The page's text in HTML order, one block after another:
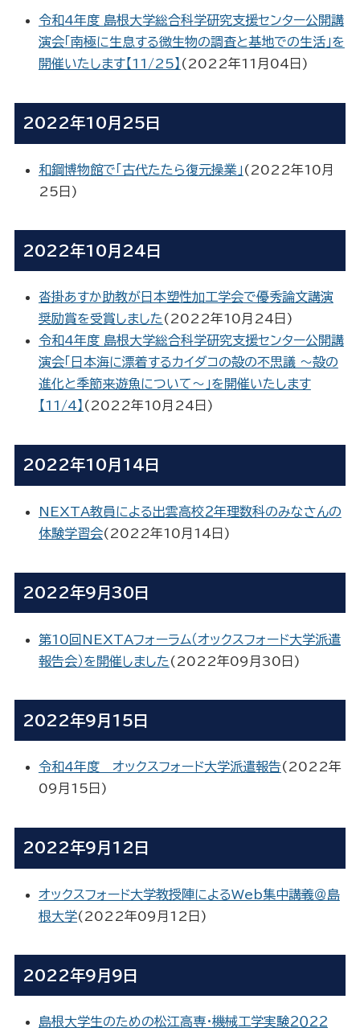
令和4年度 島根大学総合科学研究支援センター公開講
演会「南極に生息する微生物の調査と基地での生活」を
開催いたします【11/25】 ( 2022年11月04日 )
2022年10月25日
和鋼博物館で「古代たたら復元操業」 ( 2022年10月
25日 )
2022年10月24日
沓掛あすか助教が日本塑性加工学会で優秀論文講演
奨励賞を受賞しました ( 2022年10月24日 )
令和4年度 島根大学総合科学研究支援センター公開講
演会「日本海に漂着するカイダコの殻の不思議 〜殻の
進化と季節来遊魚について〜」を開催いたします
【11/4】 ( 2022年10月24日 )
2022年10月14日
NEXTA教員による出雲高校２年理数科のみなさんの
体験学習会( 2022年10月14日 )
2022年9月30日
第10回NEXTAフォーラム（オックスフォード大学派遣
報告会）を開催しました (2022年09月30日 )
2022年9月15日
令和4年度 オックスフォード大学派遣報告( 2022年
09月15日 )
2022年9月12日
オックスフォード大学教授陣によるWeb集中講義＠島
根大学( 2022年09月12日 )
2022年9月9日
島根大学生のための松江高専・機械工学実験２０２２